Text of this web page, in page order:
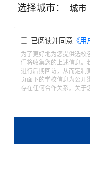
选择城市：
已阅读并同意《用
为了更好地为您提供选校
们将收集您的上述信息。
进行后期回访，从而定制
页面下的学校信息为公
存在任何合作关系。关于